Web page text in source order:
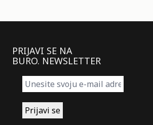
PRIJAVI SE NA
BURO. NEWSLETTER